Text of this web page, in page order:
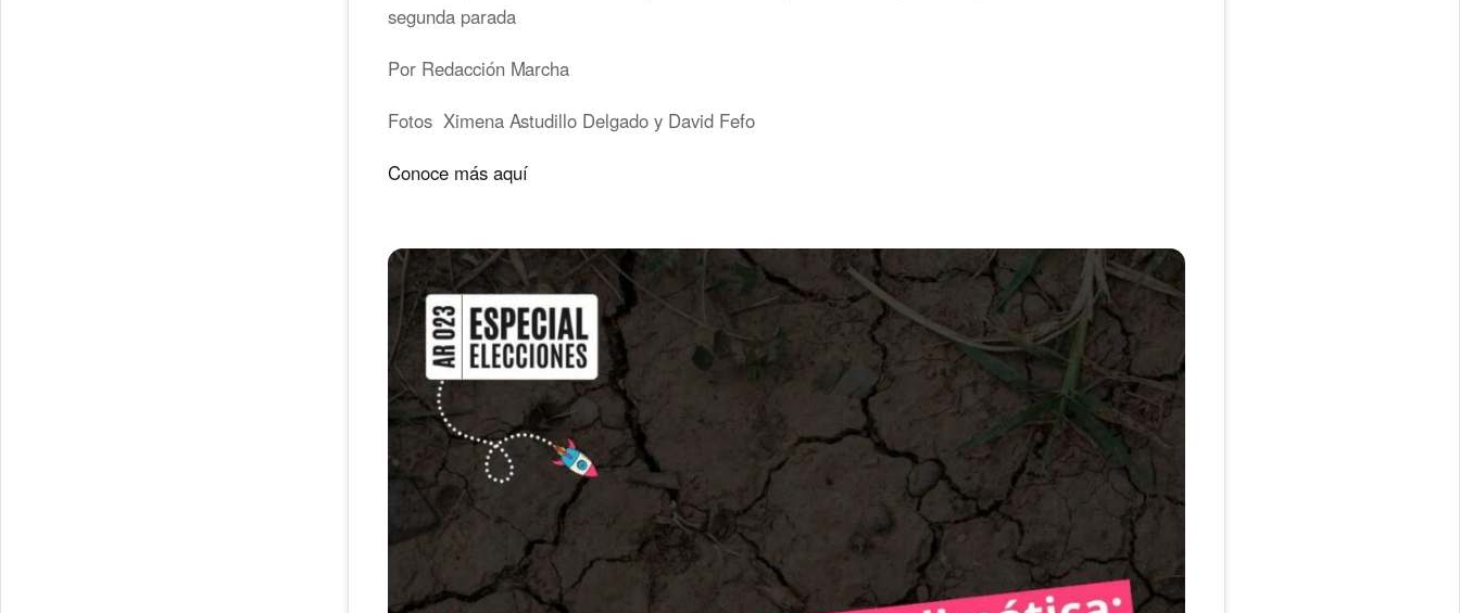
segunda parada
Por Redacción Marcha
Fotos Ximena Astudillo Delgado y David Fefo
Conoce más aquí